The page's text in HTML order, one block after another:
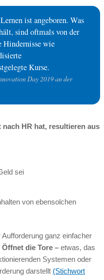
ist angeboren. Was
sind oftmals von der
Hindernisse wie
Kurse.
Day 2019 an der
HR hat, resultieren aus
sei
von ebensolchen
ganz einfacher
die Tore –etwas, das
Systemen oder
darstellt (Stichwort